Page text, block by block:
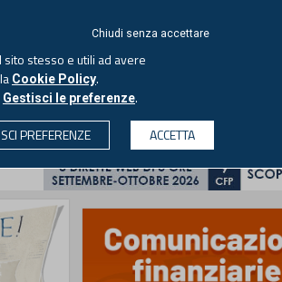
SOCIETÀ PROFESSIONI
Chiudi senza accettare
stesso e utili ad avere
Cookie Policy.
Gestisci le preferenze.
PREFERENZE
ACCETTA